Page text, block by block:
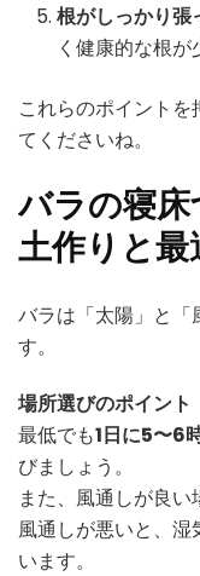
根がしっかり張
く健康的な根が
これらのポイント
てくださいね。
バラの寝
土作りと
バラは「太陽」と
す。
場所選びのポイント
最低でも1日に5〜6
びましょう。
また、風通しが良い
風通しが悪いと、湿
います。